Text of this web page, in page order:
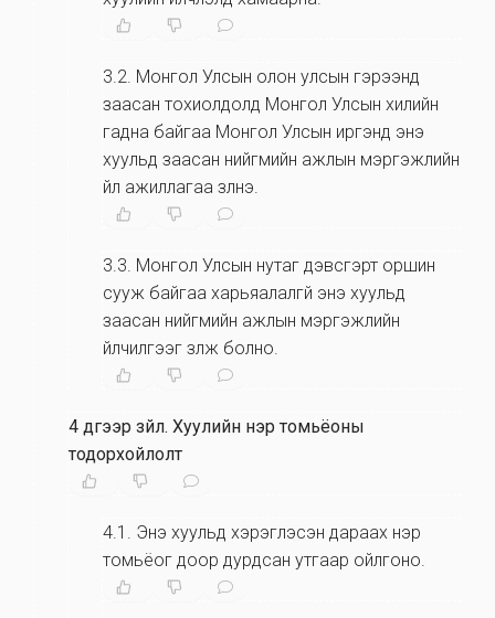
3.2. Монгол Улсын олон улсын гэрээнд
заасан тохиолдолд Монгол Улсын хилийн
гадна байгаа Монгол Улсын иргэнд энэ
хуульд заасан нийгмийн ажлын мэргэжлийн
үйл ажиллагаа үзүүлнэ.
3.3. Монгол Улсын нутаг дэвсгэрт оршин
сууж байгаа харьяалалгүй энэ хуульд
заасан нийгмийн ажлын мэргэжлийн
үйлчилгээг үзүүлж болно.
4 дүгээр зүйл. Хуулийн нэр томьёоны
тодорхойлолт
4.1 . Энэ хуульд хэрэглэсэн дараах нэр
томьёог доор дурдсан утгаар ойлгоно.